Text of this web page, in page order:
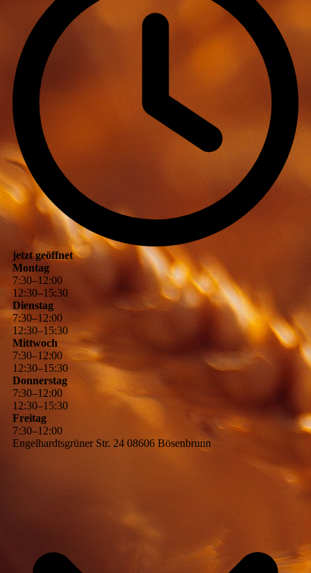
jetzt geöffnet
Montag
7:30–12:00
12:30–15:30
Dienstag
7:30–12:00
12:30–15:30
Mittwoch
7:30–12:00
12:30–15:30
Donnerstag
7:30–12:00
12:30–15:30
Freitag
7:30–12:00
Engelhardtsgrüner Str. 24 08606 Bösenbrunn